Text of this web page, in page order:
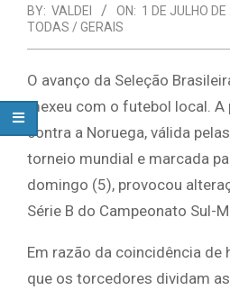
BY: VALDEI ON: 1 DE JULHO
TODAS / GERAIS
​O avanço da Seleção
mexeu com o futebol local. A
contra a Noruega, válida
torneio mundial e marcada
domingo (5), provocou
Série B do Campeonato Sul-
​Em razão da coincidência de
que os torcedores dividam